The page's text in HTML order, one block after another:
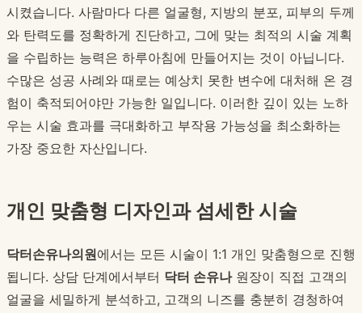
시켰습니다. 사람마다 다른 얼굴형, 지방의 분포, 피부의 두께
와 탄력도를 정확하게 진단하고, 그에 맞는 최적의 시술 계획
을 수립하는 능력은 하루아침에 만들어지는 것이 아닙니다.
수많은 성공 사례와 때로는 예상치 못한 변수에 대처해 온 경
험이 축적되어야만 가능한 일입니다. 이러한 깊이 있는 노하
우는 시술 효과를 극대화하고 부작용 가능성을 최소화하는
가장 중요한 자산입니다.
개인 맞춤형 디자인과 섬세한 시술
닥터손유나의원에서는 모든 시술이 1:1 개인 맞춤형으로 진행
됩니다. 상담 단계에서부터 닥터 손유나원장이 직접 고객의
얼굴을 세밀하게 분석하고, 고객의 니즈를 충분히 경청하여